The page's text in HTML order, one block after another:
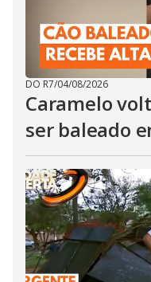
DO R7/04/08/2026
Caramelo
ser baleado